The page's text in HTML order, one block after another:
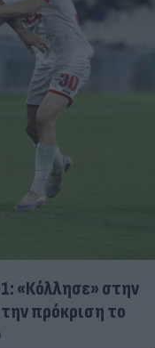
«Κόλλησε» στην
πρόκριση το